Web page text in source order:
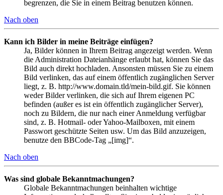
begrenzen, die Sie in einem Beitrag benutzen können.
Nach oben
Kann ich Bilder in meine Beiträge einfügen?
Ja, Bilder können in Ihrem Beitrag angezeigt werden. Wenn
die Administration Dateianhänge erlaubt hat, können Sie das
Bild auch direkt hochladen. Ansonsten müssen Sie zu einem
Bild verlinken, das auf einem öffentlich zugänglichen Server
liegt, z. B. http://www.domain.tld/mein-bild.gif. Sie können
weder Bilder verlinken, die sich auf Ihrem eigenen PC
befinden (außer es ist ein öffentlich zugänglicher Server),
noch zu Bildern, die nur nach einer Anmeldung verfügbar
sind, z. B. Hotmail- oder Yahoo-Mailboxen, mit einem
Passwort geschützte Seiten usw. Um das Bild anzuzeigen,
benutze den BBCode-Tag „[img]“.
Nach oben
Was sind globale Bekanntmachungen?
Globale Bekanntmachungen beinhalten wichtige